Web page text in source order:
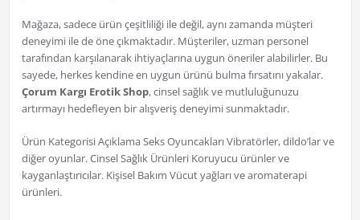
Mağaza, sadece ürün çeşitliliği ile değil, aynı zamanda müşteri
deneyimi ile de öne çıkmaktadır. Müşteriler, uzman personel
tarafından karşılanarak ihtiyaçlarına uygun öneriler alabilirler. Bu
sayede, herkes kendine en uygun ürünü bulma fırsatını yakalar.
Çorum Kargı Erotik Shop, cinsel sağlık ve mutluluğunuzu
artırmayı hedefleyen bir alışveriş deneyimi sunmaktadır.
Ürün Kategorisi Açıklama Seks Oyuncakları Vibratörler, dildo’lar ve
diğer oyunlar. Cinsel Sağlık Ürünleri Koruyucu ürünler ve
kayganlaştırıcılar. Kişisel Bakım Vücut yağları ve aromaterapi
ürünleri.